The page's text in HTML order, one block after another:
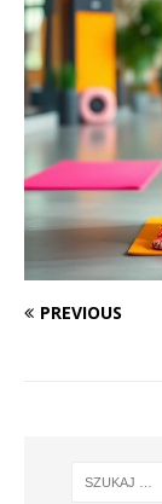
PREVIOUS